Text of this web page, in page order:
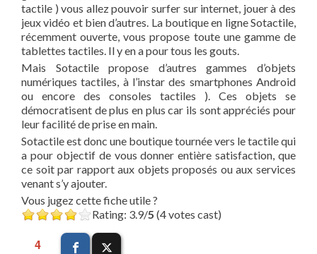
tactile ) vous allez pouvoir surfer sur internet, jouer à des
jeux vidéo et bien d’autres. La boutique en ligne Sotactile,
récemment ouverte, vous propose toute une gamme de
tablettes tactiles. Il y en a pour tous les gouts.
Mais Sotactile propose d’autres gammes d’objets
numériques tactiles, à l’instar des smartphones Android
ou encore des consoles tactiles ). Ces objets se
démocratisent de plus en plus car ils sont appréciés pour
leur facilité de prise en main.
Sotactile est donc une boutique tournée vers le tactile qui
a pour objectif de vous donner entière satisfaction, que
ce soit par rapport aux objets proposés ou aux services
venant s’y ajouter.
Vous jugez cette fiche utile ?
Rating: 3.9/5 (4 votes cast)
4